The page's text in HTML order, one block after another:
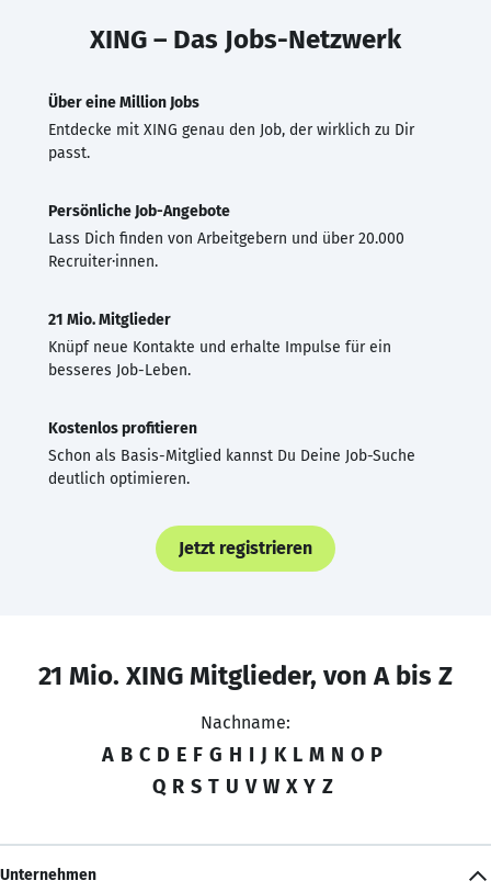
XING – Das Jobs-Netzwerk
Über eine Million Jobs
Entdecke mit XING genau den Job, der wirklich zu Dir
passt.
Persönliche Job-Angebote
Lass Dich finden von Arbeitgebern und über 20.000
Recruiter·innen.
21 Mio. Mitglieder
Knüpf neue Kontakte und erhalte Impulse für ein
besseres Job-Leben.
Kostenlos profitieren
Schon als Basis-Mitglied kannst Du Deine Job-Suche
deutlich optimieren.
Jetzt registrieren
21 Mio. XING Mitglieder, von A bis Z
Nachname:
A B C D E F G H I J K L M N O P
Q R S T U V W X Y Z
Unternehmen